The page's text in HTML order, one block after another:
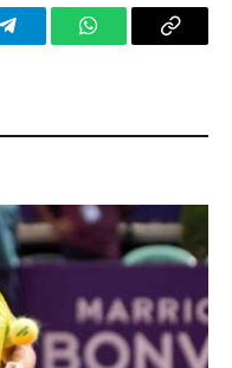
TelegramWhatsAppCopy